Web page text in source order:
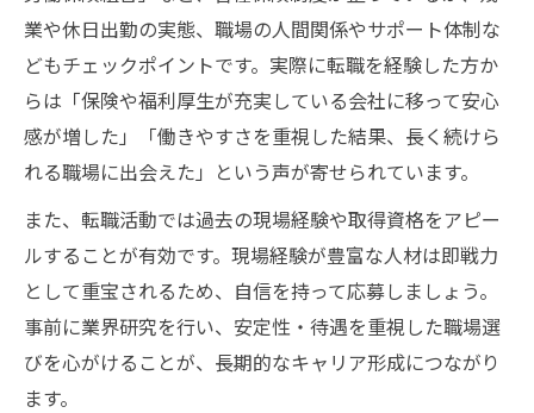
業や休日出勤の実態、職場の人間関係やサポート体制な
どもチェックポイントです。実際に転職を経験した方か
らは「保険や福利厚生が充実している会社に移って安心
感が増した」「働きやすさを重視した結果、長く続けら
れる職場に出会えた」という声が寄せられています。
また、転職活動では過去の現場経験や取得資格をアピー
ルすることが有効です。現場経験が豊富な人材は即戦力
として重宝されるため、自信を持って応募しましょう。
事前に業界研究を行い、安定性・待遇を重視した職場選
びを心がけることが、長期的なキャリア形成につながり
ます。